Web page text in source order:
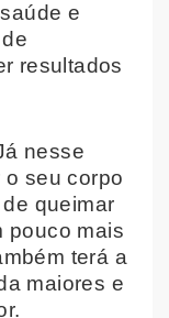
e
resultados
nesse
seu corpo
queimar
pouco mais
terá a
maiores e